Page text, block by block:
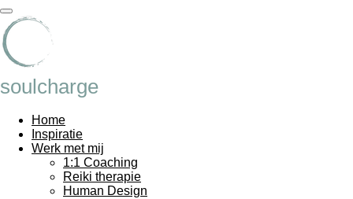
Ga
direct
de
hoofdinhoud
soulcharge
Home
Inspiratie
Werk met mij
1:1 Coaching
Reiki therapie
Human Design